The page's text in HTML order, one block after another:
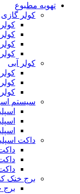
تهویه مطبوع
کولر گازی
کولر آبی
سیستم
داکت
برج خنک
برج